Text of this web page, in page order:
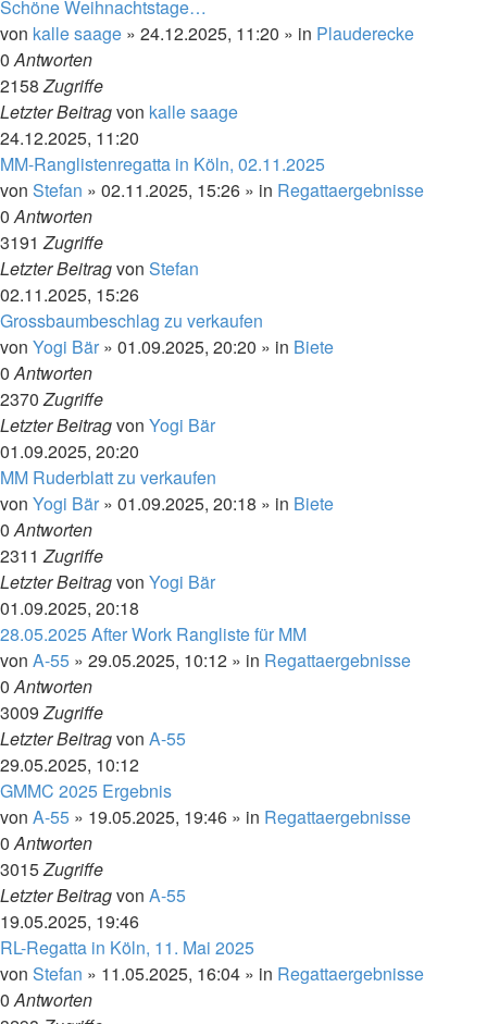
Schöne Weihnachtstage…
von kalle saage » 24.12.2025, 11:20 » in Plauderecke
0Antworten
2158Zugriffe
Letzter Beitragvon kalle saage
24.12.2025, 11:20
MM-Ranglistenregatta in Köln, 02.11.2025
von Stefan » 02.11.2025, 15:26 » in Regattaergebnisse
0Antworten
3191Zugriffe
Letzter Beitragvon Stefan
02.11.2025, 15:26
Grossbaumbeschlag zu verkaufen
von Yogi Bär » 01.09.2025, 20:20 » in Biete
0Antworten
2370Zugriffe
Letzter Beitragvon Yogi Bär
01.09.2025, 20:20
MM Ruderblatt zu verkaufen
von Yogi Bär » 01.09.2025, 20:18 » in Biete
0Antworten
2311Zugriffe
Letzter Beitragvon Yogi Bär
01.09.2025, 20:18
28.05.2025 After Work Rangliste für MM
von A-55 » 29.05.2025, 10:12 » in Regattaergebnisse
0Antworten
3009Zugriffe
Letzter Beitragvon A-55
29.05.2025, 10:12
GMMC 2025 Ergebnis
von A-55 » 19.05.2025, 19:46 » in Regattaergebnisse
0Antworten
3015Zugriffe
Letzter Beitragvon A-55
19.05.2025, 19:46
RL-Regatta in Köln, 11. Mai 2025
von Stefan » 11.05.2025, 16:04 » in Regattaergebnisse
0Antworten